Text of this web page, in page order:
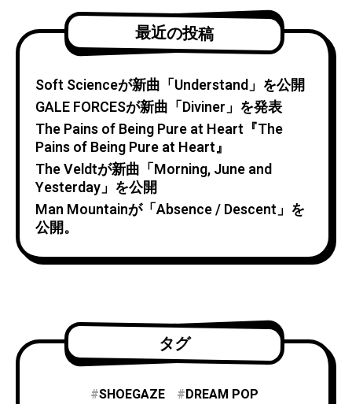
最近の投稿
Soft Scienceが新曲「Understand」を公開
GALE FORCESが新曲「Diviner」を発表
The Pains of Being Pure at Heart『The
Pains of Being Pure at Heart』
The Veldtが新曲「Morning, June and
Yesterday」を公開
Man Mountainが「Absence / Descent」を
公開。
タグ
SHOEGAZE DREAM POP